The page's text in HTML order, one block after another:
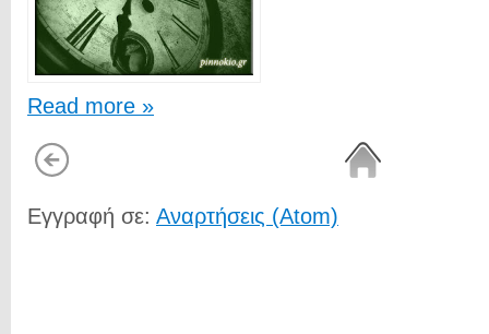
Read more »
Εγγραφή σε: Αναρτήσεις (Atom)